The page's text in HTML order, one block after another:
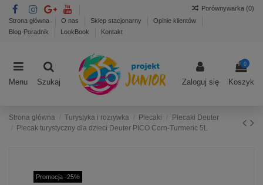
Strona główna O nas Sklep stacjonarny
Opinie klientów
Blog-Poradnik
LookBook Kontakt
Porównywarka (0)
Menu Szukaj Zaloguj się
0
Koszyk
Strona główna Turystyka i rozrywka Plecaki
Plecaki Deuter
Plecak turystyczny dla dzieci Deuter PICO Corn-Turmeric 5L
Promocja -25%